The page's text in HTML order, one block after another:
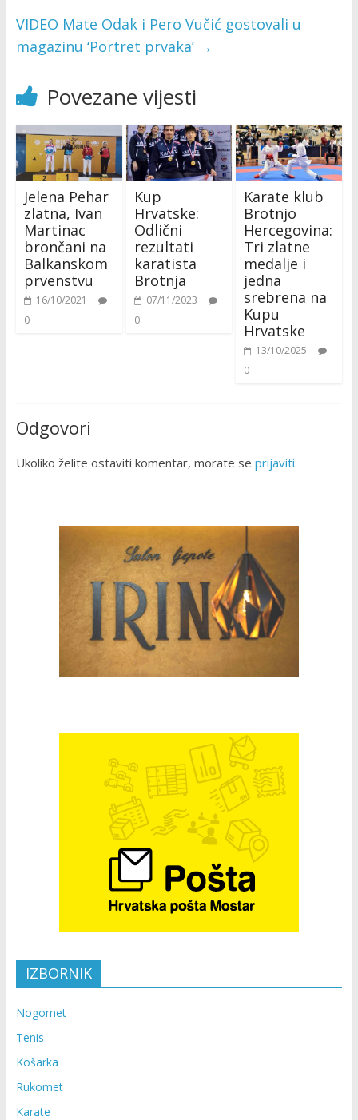
VIDEO Mate Odak i Pero Vučić gostovali u
magazinu ‘Portret prvaka’ →
Povezane vijesti
Jelena Pehar
zlatna, Ivan
Martinac
brončani na
Balkanskom
prvenstvu
16/10/2021
0
Kup
Hrvatske:
Odlični
rezultati
karatista
Brotnja
07/11/2023
0
Karate klub
Brotnjo
Hercegovina:
Tri zlatne
medalje i
jedna
srebrena na
Kupu
Hrvatske
13/10/2025
0
Odgovori
Ukoliko želite ostaviti komentar, morate se prijaviti.
IZBORNIK
Nogomet
Tenis
Košarka
Rukomet
Karate